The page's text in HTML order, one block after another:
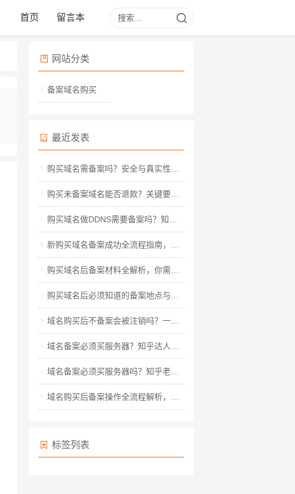
首页 留言本
网站分类
备案域名购买
最近发表
购买域名需备案吗？安全与真实性深度解析
购买未备案域名能否退款？关键要点与实操指南
购买域名做DDNS需要备案吗？知乎热议背后的实操指南
新购买域名备案成功全流程指南，从材料准备到审核通过的详细步骤
购买域名后备案材料全解析，你需要准备哪些关键资料？
购买域名后必须知道的备案地点与流程全解析
域名购买后不备案会被注销吗？一文读懂备案规则与风险规避
域名备案必须买服务器？知乎达人教你玩转备案全流程
域名备案必须买服务器吗？知乎老用户深度解析备案真相
域名购买后备案操作全流程解析，从材料准备到审核通过的详细指南
标签列表